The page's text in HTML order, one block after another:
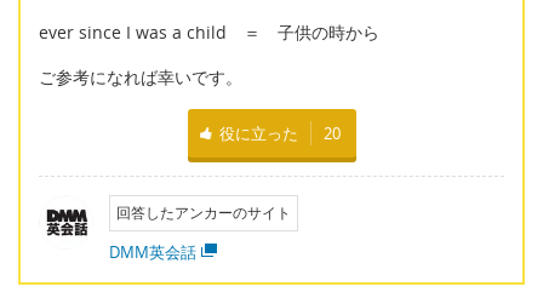
ever since I was a child ＝ 子供の時から
ご参考になれば幸いです。
役に立った 20
回答したアンカーのサイト
DMM英会話